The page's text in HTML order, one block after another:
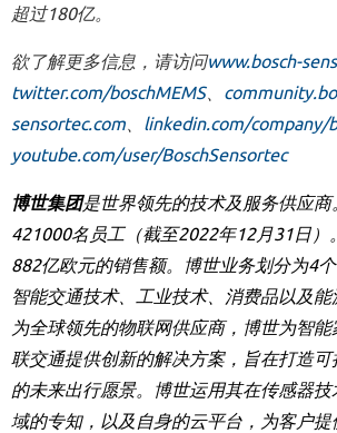
超过180亿。
欲了解更多信息，请访问www.bosch-
twitter.com/boschMEMS、
sensortec.com、 linkedin.com/company/
youtube.com/user/BoschSensortec
博世集团是世界领先的技术及服务供应商
421000名员工（截至2022年12月31日）。
882亿欧元的销售额。博世业务划分为4
智能交通技术、工业技术、消费品以及
为全球领先的物联网供应商，博世为智
联交通提供创新的解决方案，旨在打造可
的未来出行愿景。博世运用其在传感器
域的专知，以及自身的云平台，为客户